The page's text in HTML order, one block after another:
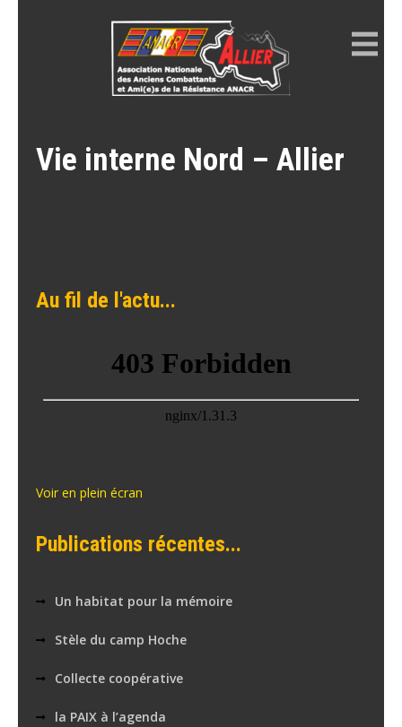
Vie interne Nord – Allier
Au fil de l'actu...
Voir en plein écran
Publications récentes...
Un habitat pour la mémoire
Stèle du camp Hoche
Collecte coopérative
la PAIX à l’agenda